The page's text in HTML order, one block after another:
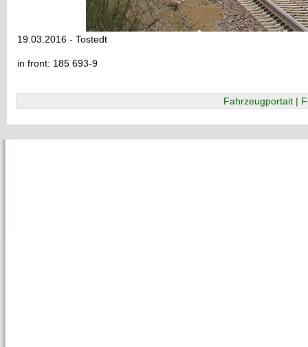
19.03.2016 - Tostedt
in front: 185 693-9
Fahrzeugportait |